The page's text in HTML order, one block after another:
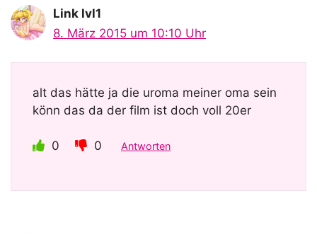
Link lvl1
8. März 2015 um 10:10 Uhr
alt das hätte ja die uroma meiner oma sein
könn das da der film ist doch voll 20er
0 0 Antworten